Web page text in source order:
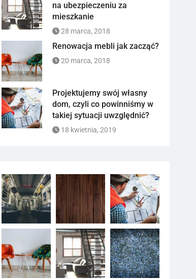
na ubezpieczeniu za
mieszkanie
28 marca, 2018
Renowacja mebli jak zacząć?
20 marca, 2018
Projektujemy swój własny
dom, czyli co powinniśmy w
takiej sytuacji uwzględnić?
18 kwietnia, 2019